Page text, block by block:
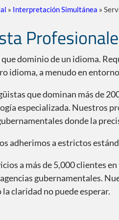
» Interpretación Simultánea »
dominio de un idioma.
idioma, a menudo en
que dominan más de
especializada. Nuestros
donde la
adherimos a estrictos
a más de 5,000 clientes
gubernamentales.
claridad no puede esperar.